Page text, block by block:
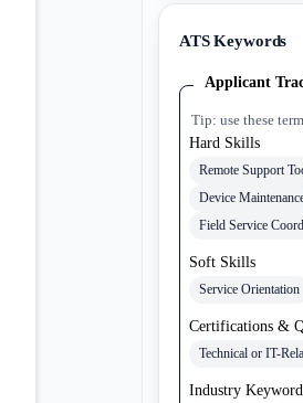
ATS Keywords
Applicant
Tip: use these
Hard Skills
Remote Support
Device
Field Service
Soft Skills
Service Orientation
Certifications &
Technical or IT-
Industry